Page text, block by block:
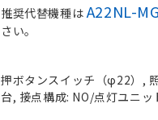
推奨代替機種はA22NL-
さい。
押ボタンスイッチ（φ22）,
台, 接点構成: NO/点灯ユニ